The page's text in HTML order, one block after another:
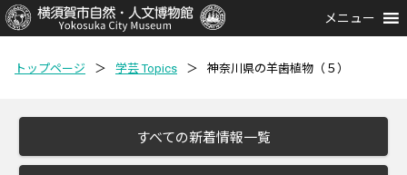
メニュー
トップページ ＞ 学芸 Topics ＞ 神奈川県の羊歯植物（５）
すべての新着情報一覧